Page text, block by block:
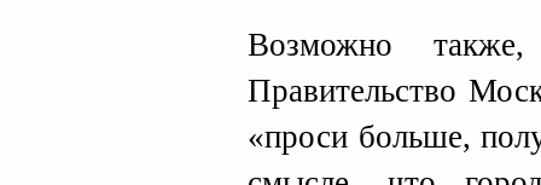
Возможно
Правительство
«проси больше,